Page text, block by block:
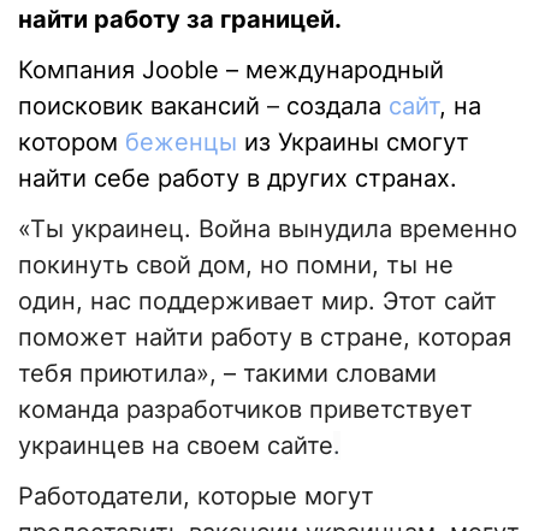
найти работу за границей.
Компания Jooble – международный
поисковик вакансий – создала сайт, на
котором беженцы из Украины смогут
найти себе работу в других странах.
«Ты украинец. Война вынудила временно
покинуть свой дом, но помни, ты не
один, нас поддерживает мир. Этот сайт
поможет найти работу в стране, которая
тебя приютила», – такими словами
команда разработчиков приветствует
украинцев на своем сайте.
Работодатели, которые могут